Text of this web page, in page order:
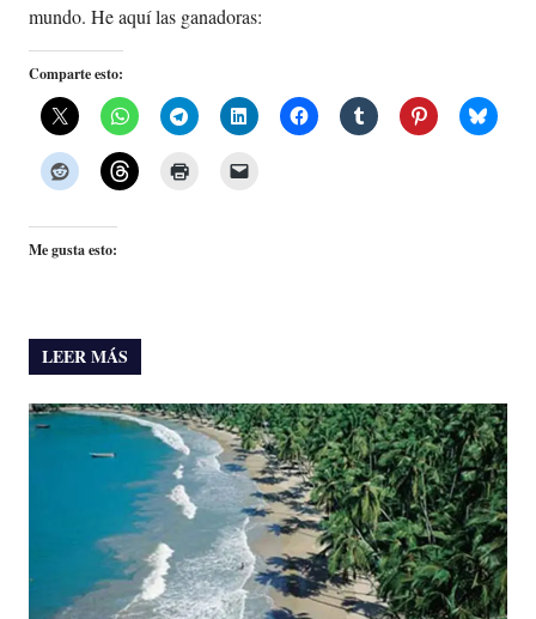
mundo. He aquí las ganadoras:
Comparte esto:
Me gusta esto:
LEER MÁS